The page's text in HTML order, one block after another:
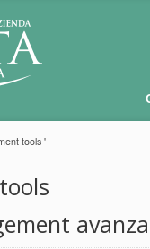
tools '